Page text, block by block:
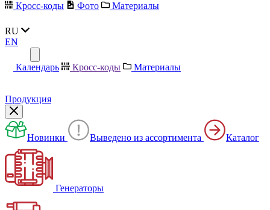
Кросс-коды Фото Материалы
RU
EN
Календарь Кросс-коды Материалы
Продукция
Новинки Выведено из ассортимента Каталог
Генераторы